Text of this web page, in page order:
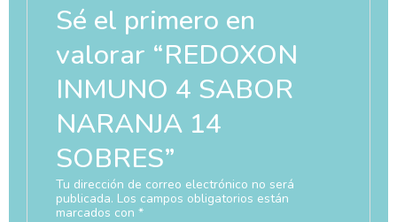
Sé el primero en
valorar “REDOXON
INMUNO 4 SABOR
NARANJA 14
SOBRES”
Tu dirección de correo electrónico no será
publicada. Los campos obligatorios están
marcados con *